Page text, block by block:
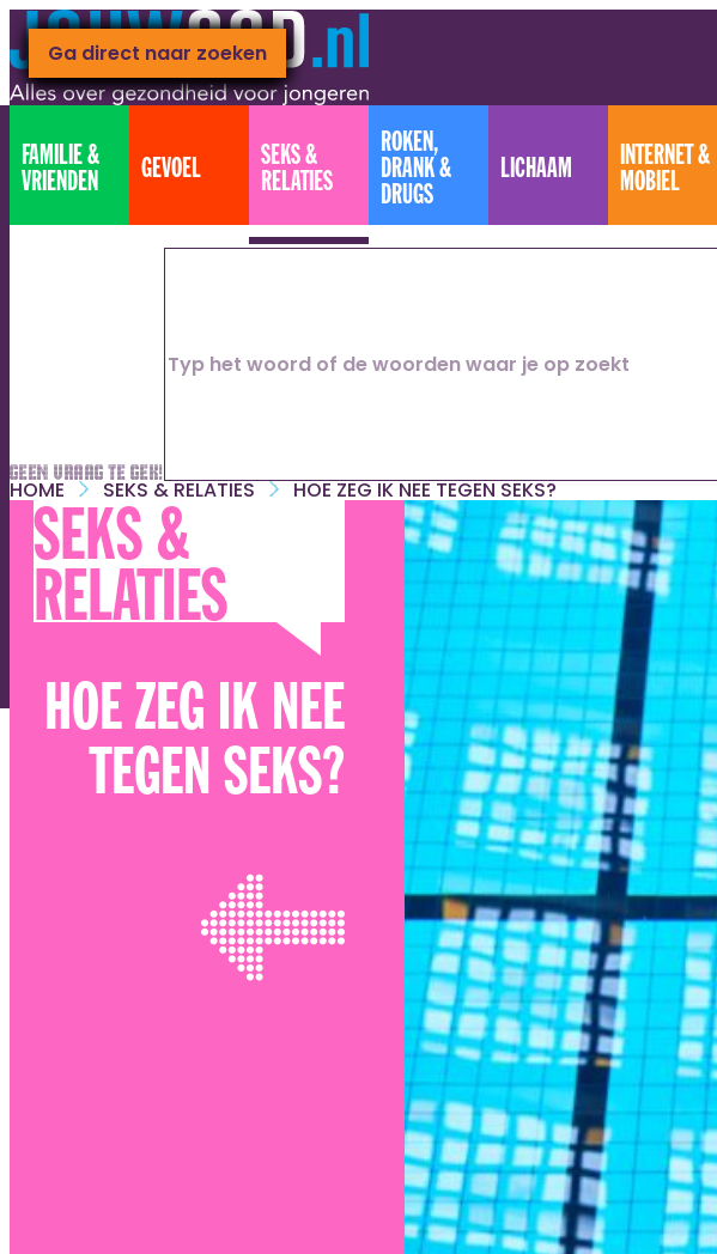
Ga naar hoofdinhoud
Ga direct naar footer
Ga direct naar zoeken
FAMILIE &
VRIENDEN
GEVOEL
SEKS &
RELATIES
ROKEN,
DRANK &
DRUGS
LICHAAM
INTERNET &
MOBIEL
Geen vraag te gek!
HOME SEKS & RELATIES HOE ZEG IK NEE TEGEN SEKS?
SEKS &
RELATIES
HOE ZEG IK NEE
TEGEN SEKS?